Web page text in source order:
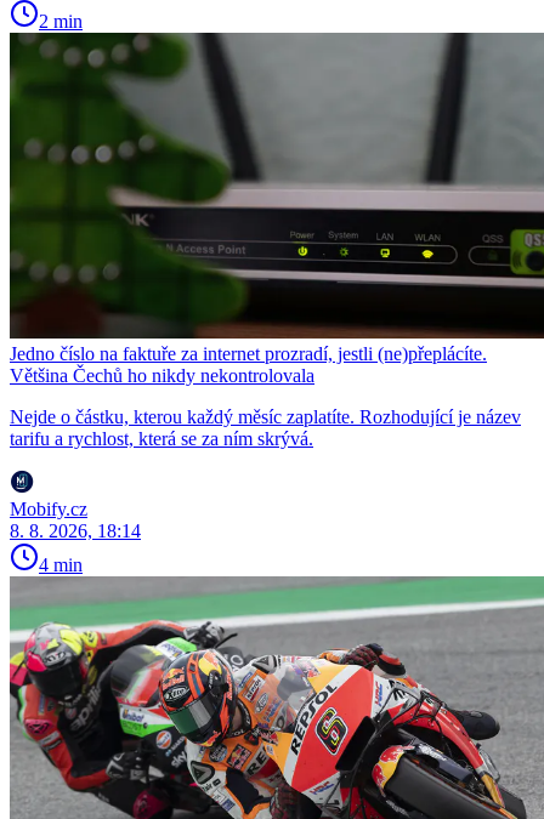
2 min
Jedno číslo na faktuře za internet prozradí, jestli (ne)přeplácíte.
Většina Čechů ho nikdy nekontrolovala
Nejde o částku, kterou každý měsíc zaplatíte. Rozhodující je název
tarifu a rychlost, která se za ním skrývá.
Mobify.cz
8. 8. 2026, 18:14
4 min